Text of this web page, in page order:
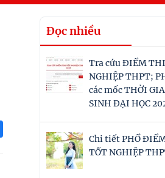
Đọc nhiều
Tra cứu ĐIỂM
NGHIỆP THPT;
các mốc THỜI
SINH ĐẠI HỌC
Chi tiết PHỔ
TỐT NGHIỆP